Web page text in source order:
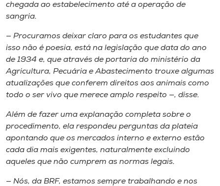
chegada ao estabelecimento até a operação de
sangria.
— Procuramos deixar claro para os estudantes que
isso não é poesia, está na legislação que data do ano
de 1934 e, que através de portaria do ministério da
Agricultura, Pecuária e Abastecimento trouxe algumas
atualizações que conferem direitos aos animais como
todo o ser vivo que merece amplo respeito —, disse.
Além de fazer uma explanação completa sobre o
procedimento, ela respondeu perguntas da plateia
apontando que os mercados interno e externo estão
cada dia mais exigentes, naturalmente excluindo
aqueles que não cumprem as normas legais.
— Nós, da BRF, estamos sempre trabalhando e nos